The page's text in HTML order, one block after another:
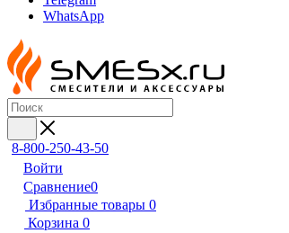
WhatsApp
8-800-250-43-50
Войти
Сравнение0
Избранные товары 0
Корзина 0